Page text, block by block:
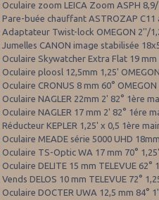
Oculaire zoom LEICA Zoom ASPH
Pare-buée chauffant ASTROZAP
Adaptateur Twist-lock OMEGON 2''/
Jumelles CANON image stabilisée
Oculaire Skywatcher Extra Flat 19 mm
Oculaire ploosl 12,5mm 1,25'
Oculaire CRONUS 8 mm 60°
Oculaire NAGLER 22mm 2' 82° 1ère
Oculaire NAGLER 17 mm 2' 82° 1ére
Réducteur KEPLER 1,25' x 0,5 1ère
Oculaire MEADE série 5000 UHD
Oculaire TS-Optic WA 17 mm 70°
Oculaire DELITE 15 mm TELEVUE 62°
Vends DELOS 10 mm TELEVUE 72°
Oculaire DOCTER UWA 12,5 mm 84°